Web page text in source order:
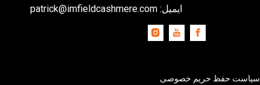
ایمیل: patrick@imfieldcashmere.com
سیاست حفظ حریم خصوصی